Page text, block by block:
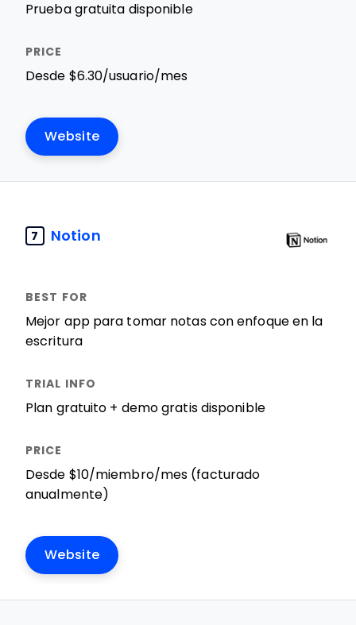
Prueba gratuita disponible
Desde $6.30/usuario/mes
Website
7 Notion
Mejor app para tomar notas con enfoque en la
escritura
Plan gratuito + demo gratis disponible
Desde $10/miembro/mes (facturado
anualmente)
Website